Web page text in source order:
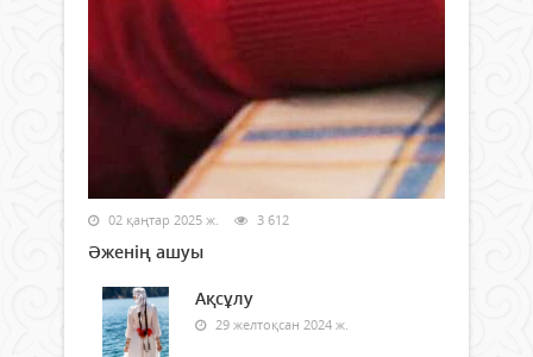
02 қаңтар 2025 ж. 3 612
Әженің ашуы
Ақсұлу
29 желтоқсан 2024 ж.